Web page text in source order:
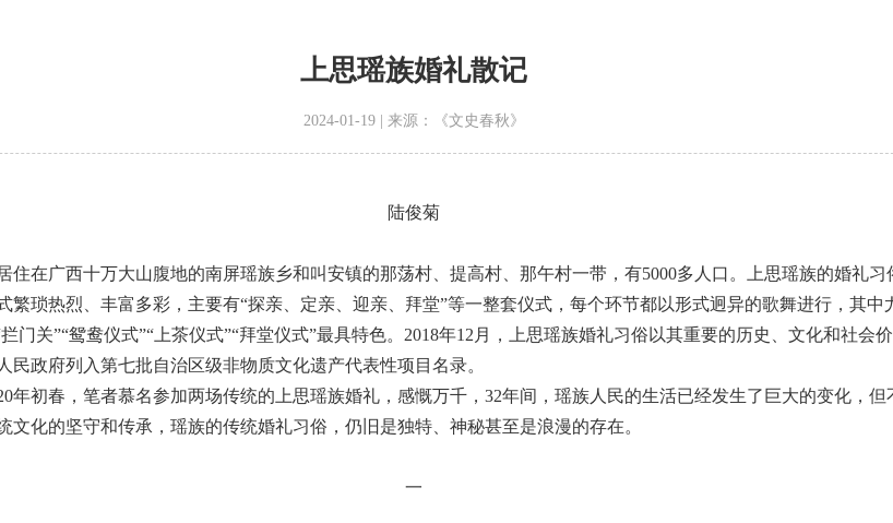
上思瑶族婚礼散记
2024-01-19 | 来源：《文史春秋》
陆俊菊
住在广西十万大山腹地的南屏瑶族乡和叫安镇的那荡村、提高村、那午村一带，有5000多人口。上思瑶族的婚礼习
繁琐热烈、丰富多彩，主要有“探亲、定亲、迎亲、拜堂”等一整套仪式，每个环节都以形式迥异的歌舞进行，其中
门关”“鸳鸯仪式”“上茶仪式”“拜堂仪式”最具特色。2018年12月，上思瑶族婚礼习俗以其重要的历史、文化和社会
民政府列入第七批自治区级非物质文化遗产代表性项目名录。
年初春，笔者慕名参加两场传统的上思瑶族婚礼，感慨万千，32年间，瑶族人民的生活已经发生了巨大的变化，但
文化的坚守和传承，瑶族的传统婚礼习俗，仍旧是独特、神秘甚至是浪漫的存在。
一